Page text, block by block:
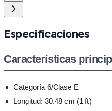
Especificaciones
Características
Categoría 6/Clase E
Longitud: 30.48 cm (1 ft)